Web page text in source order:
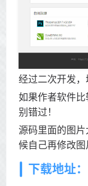
经过二次开发，
如果作者软件
别错过！
源码里面的图
候自己再修改图
下载地址：